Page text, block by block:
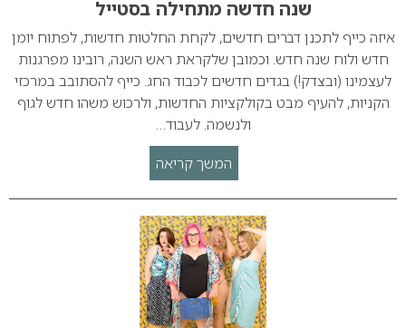
שנה חדשה מתחילה בסטייל
איזה כייף לתכנן דברים חדשים, לקחת החלטות חדשות, לפתוח יומן
חדש ולוח שנה חדש. וכמובן שלקראת ראש השנה, רובינו מפרגנות
לעצמינו (ובצדק!) בגדים חדשים לכבוד החג. כייף להסתובב במרכזי
הקניות, להעיף מבט בקולקציות החדשות, ולרכוש משהו חדש לגוף
ולנשמה. לעבוד…
המשך קריאה